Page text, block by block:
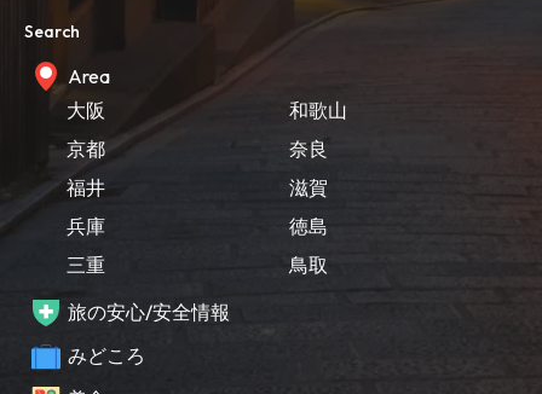
Search
Area
大阪
京都
福井
兵庫
三重
和歌山
奈良
滋賀
徳島
鳥取
旅の安心/安全情報
みどころ